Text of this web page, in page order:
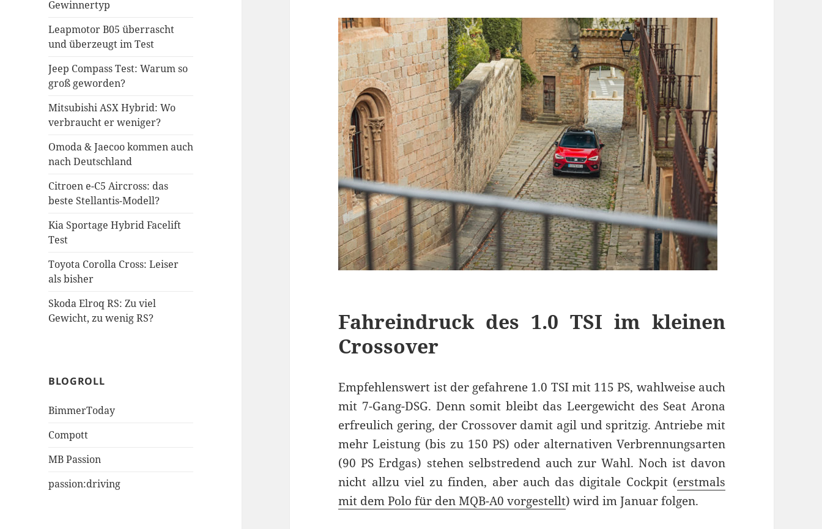
Gewinnertyp
Leapmotor B05 überrascht
und überzeugt im Test
Jeep Compass Test: Warum so
groß geworden?
Mitsubishi ASX Hybrid: Wo
verbraucht er weniger?
Omoda & Jaecoo kommen auch
nach Deutschland
Citroen e-C5 Aircross: das
beste Stellantis-Modell?
Kia Sportage Hybrid Facelift
Test
Toyota Corolla Cross: Leiser
als bisher
Skoda Elroq RS: Zu viel
Gewicht, zu wenig RS?
BLOGROLL
BimmerToday
Compott
MB Passion
passion:driving
Fahreindruck des 1.0 TSI im kleinen
Crossover
Empfehlenswert ist der gefahrene 1.0 TSI mit 115 PS, wahlweise auch
mit 7-Gang-DSG. Denn somit bleibt das Leergewicht des Seat Arona
erfreulich gering, der Crossover damit agil und spritzig. Antriebe mit
mehr Leistung (bis zu 150 PS) oder alternativen Verbrennungsarten
(90 PS Erdgas) stehen selbstredend auch zur Wahl. Noch ist davon
nicht allzu viel zu finden, aber auch das digitale Cockpit (erstmals
mit dem Polo für den MQB-A0 vorgestellt) wird im Januar folgen.